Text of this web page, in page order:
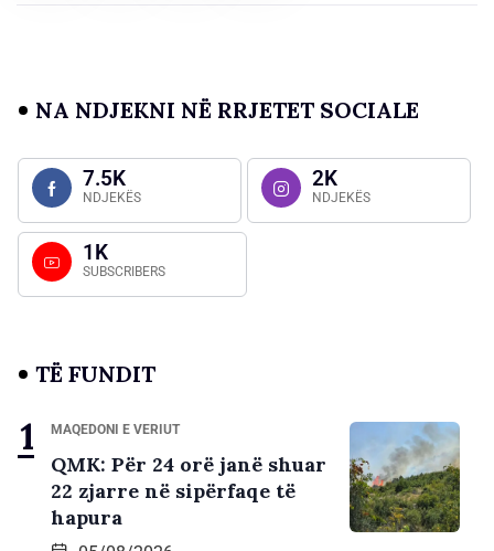
NA NDJEKNI NË RRJETET SOCIALE
7.5K
NDJEKËS
2K
NDJEKËS
1K
SUBSCRIBERS
TË FUNDIT
MAQEDONI E VERIUT
QMK: Për 24 orë janë shuar
22 zjarre në sipërfaqe të
hapura